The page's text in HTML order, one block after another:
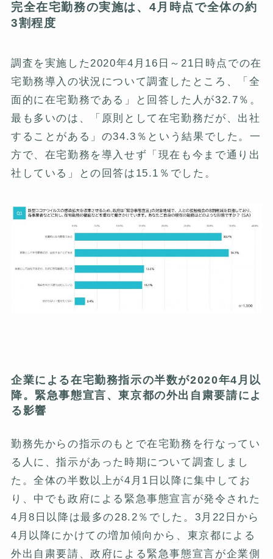
完全在宅勤務の実施は、4月時点で全体の約
3割程度
調査を実施した2020年4月16日～21日時点での在
宅勤務導入の状況について調査したところ、「全
面的に在宅勤務である」と回答した人が32.7％。
最も多いのは、「原則として在宅勤務だが、出社
することがある」の34.3％という結果でした。一
方で、在宅勤務を導入せず「現在も今まで通り出
社している」との回答は15.1％でした。
企業による在宅勤務指示の半数が2020年4月以
降。緊急事態宣言、東京都の外出自粛要請によ
る影響
勤務先からの指示のもとで在宅勤務を行なってい
る人に、指示があった時期について調査しまし
た。全体の半数以上が4月1日以降に集中してお
り、中でも政府による緊急事態宣言が発令された
4月8日以降は最多の28.2％でした。3月22日から
4月以降にかけての増加傾向から、東京都による
外出自粛要請、政府による緊急事態宣言が企業側